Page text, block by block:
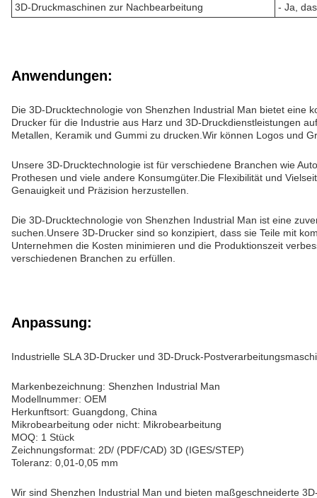
3D-Druckmaschinen zur Nachbearbeitung
- Ja,
Anwendungen:
Die 3D-Drucktechnologie von Shenzhen Industrial Man bietet eine
Drucker für die Industrie aus Harz und 3D-Druckdienstleistungen
Metallen, Keramik und Gummi zu drucken.Wir können Logos und
Unsere 3D-Drucktechnologie ist für verschiedene Branchen wie
Prothesen und viele andere Konsumgüter.Die Flexibilität und
Genauigkeit und Präzision herzustellen.
Die 3D-Drucktechnologie von Shenzhen Industrial Man ist eine
suchen.Unsere 3D-Drucker sind so konzipiert, dass sie Teile mit
Unternehmen die Kosten minimieren und die Produktionszeit
verschiedenen Branchen zu erfüllen.
Anpassung:
Industrielle SLA 3D-Drucker und 3D-Druck-
Markenbezeichnung: Shenzhen Industrial Man
Modellnummer: OEM
Herkunftsort: Guangdong, China
Mikrobearbeitung oder nicht: Mikrobearbeitung
MOQ: 1 Stück
Zeichnungsformat: 2D/ (PDF/CAD) 3D (IGES/STEP)
Toleranz: 0,01-0,05 mm
Wir sind Shenzhen Industrial Man und bieten maßgeschneiderte